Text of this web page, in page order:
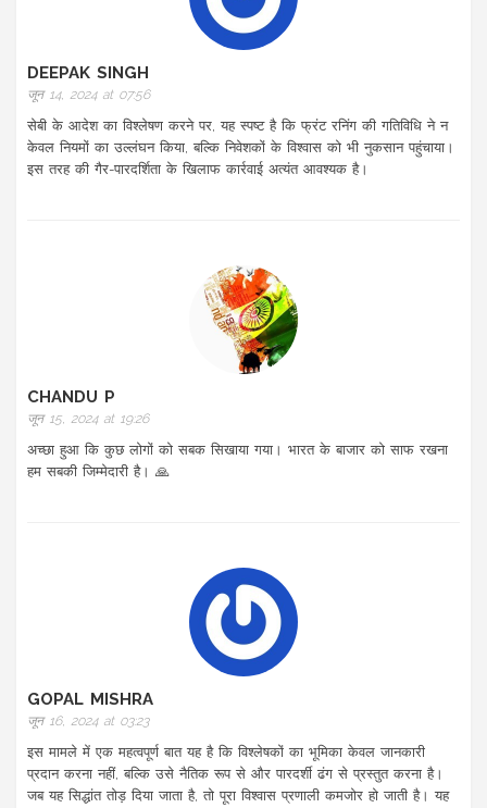
DEEPAK SINGH
जून 14, 2024 at 07:56
सेबी के आदेश का विश्लेषण करने पर, यह स्पष्ट है कि फ्रंट रनिंग की गतिविधि ने न
केवल नियमों का उल्लंघन किया, बल्कि निवेशकों के विश्वास को भी नुकसान पहुंचाया।
इस तरह की गैर-पारदर्शिता के खिलाफ कार्रवाई अत्यंत आवश्यक है।
CHANDU P
जून 15, 2024 at 19:26
अच्छा हुआ कि कुछ लोगों को सबक सिखाया गया। भारत के बाजार को साफ रखना
हम सबकी जिम्मेदारी है। 🙏
GOPAL MISHRA
जून 16, 2024 at 03:23
इस मामले में एक महत्वपूर्ण बात यह है कि विश्लेषकों का भूमिका केवल जानकारी
प्रदान करना नहीं, बल्कि उसे नैतिक रूप से और पारदर्शी ढंग से प्रस्तुत करना है।
जब यह सिद्धांत तोड़ दिया जाता है, तो पूरा विश्वास प्रणाली कमजोर हो जाती है। यह